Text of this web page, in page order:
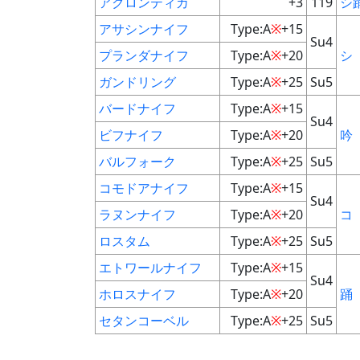
アサシンナイフ
Type:A※+15
Su4
シ
プランダナイフ Type:A※+20
ガンドリング
Type:A※+25 Su5
バードナイフ
Type:A※+15
Su4
吟
ビフナイフ Type:A※+20
バルフォーク
Type:A※+25 Su5
コモドアナイフ
Type:A※+15
Su4
コ
ラヌンナイフ Type:A※+20
ロスタム
Type:A※+25 Su5
エトワールナイフ
Type:A※+15
Su4
踊
ホロスナイフ Type:A※+20
セタンコーベル
Type:A※+25 Su5